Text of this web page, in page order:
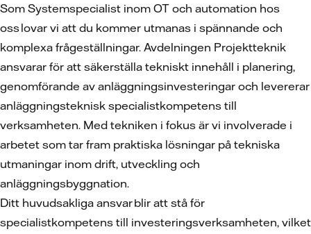
Som Systemspecialist inom OT och automation hos
oss lovar vi att du kommer utmanas i spännande och
komplexa frågeställningar. Avdelningen Projektteknik
ansvarar för att säkerställa tekniskt innehåll i planering,
genomförande av anläggningsinvesteringar och levererar
anläggningsteknisk specialistkompetens till
verksamheten. Med tekniken i fokus är vi involverade i
arbetet som tar fram praktiska lösningar på tekniska
utmaningar inom drift, utveckling och
anläggningsbyggnation.
Ditt huvudsakliga ansvar blir att stå för
specialistkompetens till investeringsverksamheten, vilket